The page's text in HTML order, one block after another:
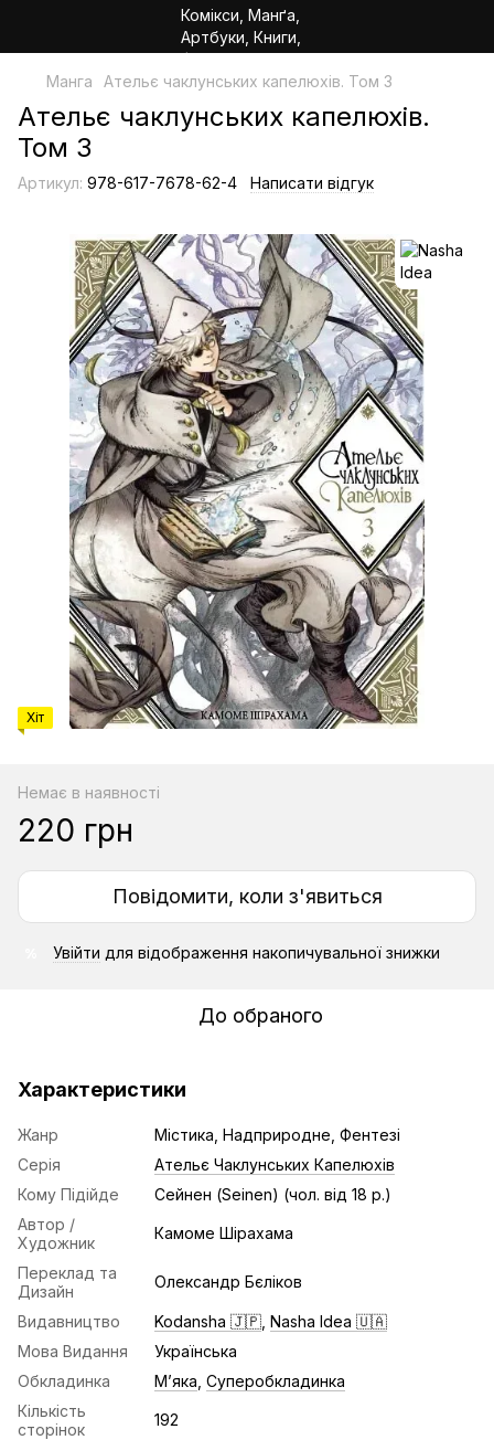
Манга Ательє чаклунських капелюхів. Том 3
Ательє чаклунських капелюхів.
Том 3
Артикул: 978-617-7678-62-4 Написати відгук
Хіт
Немає в наявності
220 грн
Повідомити, коли з'явиться
Увійти для відображення накопичувальної знижки
До обраного
Характеристики
Жанр
Містика, Надприродне, Фентезі
Серія
Ательє Чаклунських Капелюхів
Кому Підійде
Сейнен (Seinen) (чол. від 18 р.)
Автор /
Художник
Камоме Шірахама
Переклад та
Дизайн
Олександр Бєліков
Видавництво Kodansha 🇯🇵 Nasha Idea 🇺🇦
Мова Видання
Українська
Обкладинка
Мʼяка Суперобкладинка
Кількість
сторінок
192